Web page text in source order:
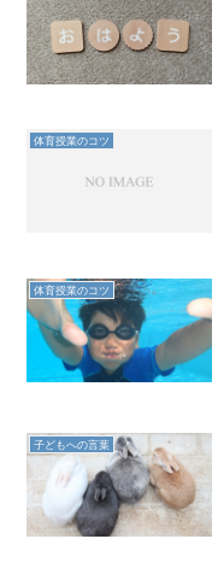
体育授業のコツ
体育授業のコツ
子どもへの言葉